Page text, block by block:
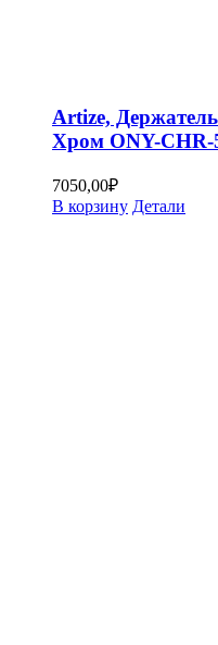
Artize,
Хром ONY-CHR-
7050,00₽
В корзину Детали